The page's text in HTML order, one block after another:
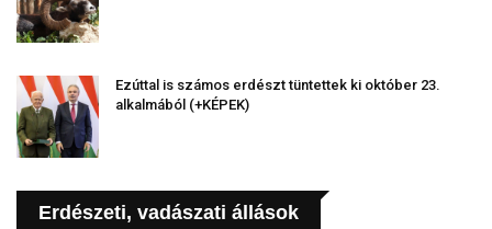
Ezúttal is számos erdészt tüntettek ki október 23.
alkalmából (+KÉPEK)
Erdészeti, vadászati állások